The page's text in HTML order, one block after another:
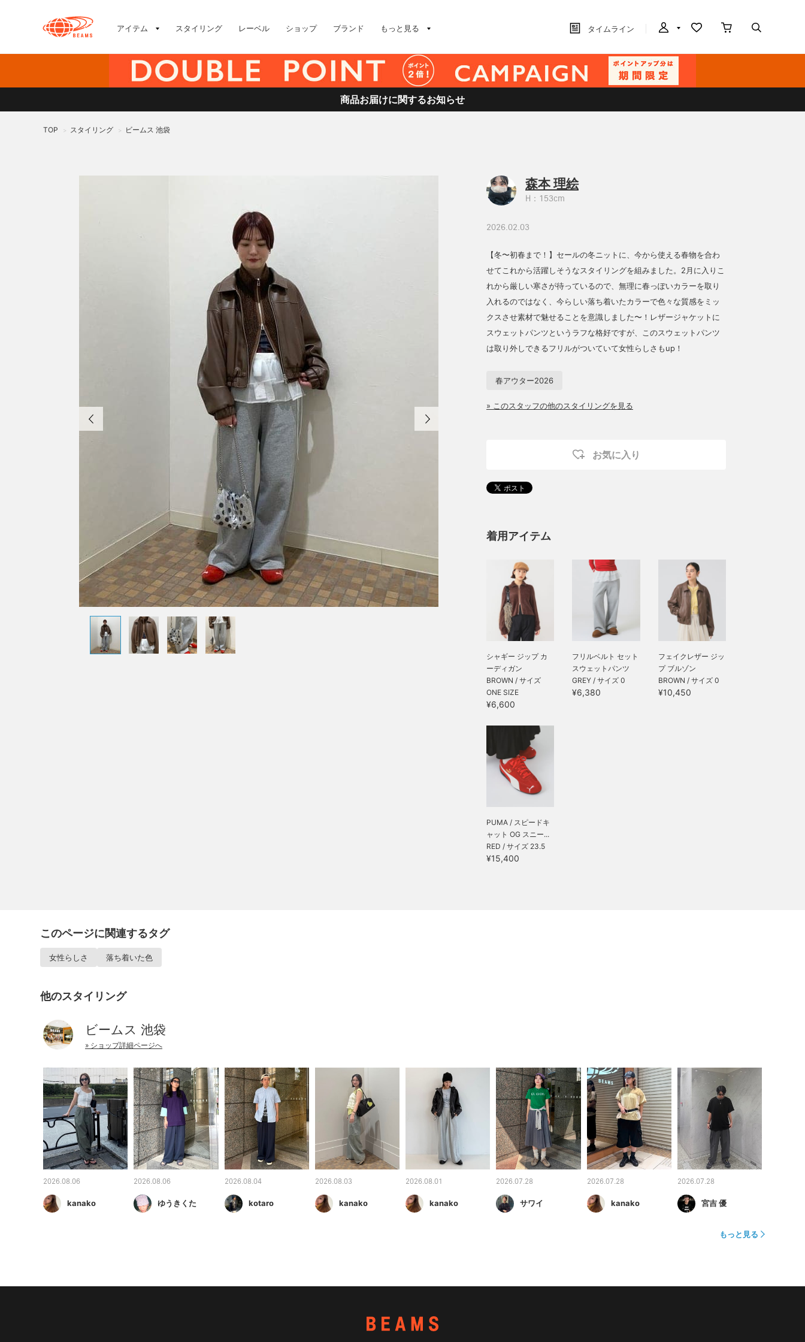
アイテム スタイリング レーベル ショップ ブランド もっと見る タイムライン
商品お届けに関するお知らせ
TOP > スタイリング > ビームス 池袋
森本 理絵
H：153cm
2026.02.03
【冬〜初春まで！】セールの冬ニットに、今から使える春物を合わ
せてこれから活躍しそうなスタイリングを組みました。2月に入りこ
れから厳しい寒さが待っているので、無理に春っぽいカラーを取り
入れるのではなく、今らしい落ち着いたカラーで色々な質感をミッ
クスさせ素材で魅せることを意識しました〜！レザージャケットに
スウェットパンツというラフな格好ですが、このスウェットパンツ
は取り外しできるフリルがついていて女性らしさもup！
春アウター2026
» このスタッフの他のスタイリングを見る
お気に入り
着用アイテム
シャギー ジップ カ
ーディガン
BROWN / サイズ
ONE SIZE
¥6,600
フリルベルト セット
スウェットパンツ
GREY / サイズ 0
¥6,380
フェイクレザー ジッ
プ ブルゾン
BROWN / サイズ 0
¥10,450
PUMA / スピードキ
ャット OG スニー...
RED / サイズ 23.5
¥15,400
このページに関連するタグ
女性らしさ 落ち着いた色
他のスタイリング
ビームス 池袋
» ショップ詳細ページへ
2026.08.06
kanako
2026.08.06
ゆうきくた
2026.08.04
kotaro
2026.08.03
kanako
2026.08.01
kanako
2026.07.28
サワイ
2026.07.28
kanako
2026.07.28
宮吉 優
もっと見る